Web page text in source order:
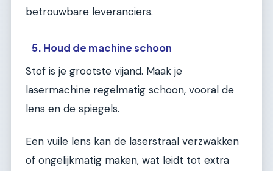
betrouwbare leveranciers.
5. Houd de machine schoon
Stof is je grootste vijand. Maak je
lasermachine regelmatig schoon, vooral de
lens en de spiegels.
Een vuile lens kan de laserstraal verzwakken
of ongelijkmatig maken, wat leidt tot extra